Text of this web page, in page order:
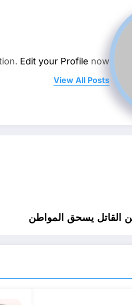
Edit your Profile now.
View All Posts
القاتل يسحق المواطن